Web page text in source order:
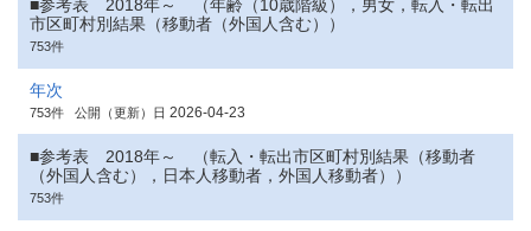
■参考表 2018年～ （年齢（10歳階級），男女，転入・転出
市区町村別結果（移動者（外国人含む））
753件
年次
753件 公開（更新）日 2026-04-23
■参考表 2018年～ （転入・転出市区町村別結果（移動者
（外国人含む），日本人移動者，外国人移動者））
753件